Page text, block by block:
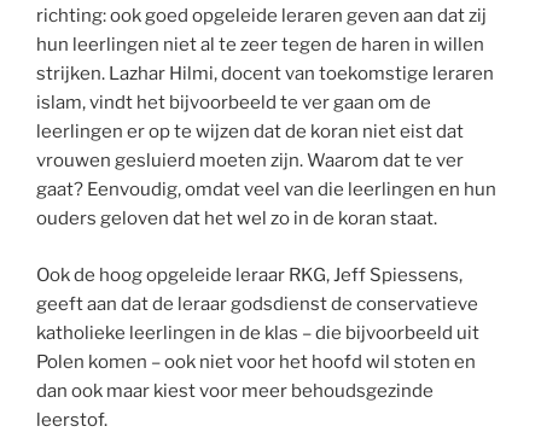
richting: ook goed opgeleide leraren geven aan dat zij
hun leerlingen niet al te zeer tegen de haren in willen
strijken. Lazhar Hilmi, docent van toekomstige leraren
islam, vindt het bijvoorbeeld te ver gaan om de
leerlingen er op te wijzen dat de koran niet eist dat
vrouwen gesluierd moeten zijn. Waarom dat te ver
gaat? Eenvoudig, omdat veel van die leerlingen en hun
ouders geloven dat het wel zo in de koran staat.
Ook de hoog opgeleide leraar RKG, Jeff Spiessens,
geeft aan dat de leraar godsdienst de conservatieve
katholieke leerlingen in de klas – die bijvoorbeeld uit
Polen komen – ook niet voor het hoofd wil stoten en
dan ook maar kiest voor meer behoudsgezinde
leerstof.